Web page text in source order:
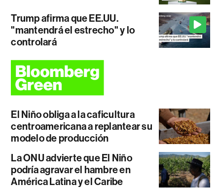
Trump afirma que EE.UU.
"mantendrá el estrecho" y lo
controlará
El Niño obliga a la caficultura
centroamericana a replantear su
modelo de producción
La ONU advierte que El Niño
podría agravar el hambre en
América Latina y el Caribe